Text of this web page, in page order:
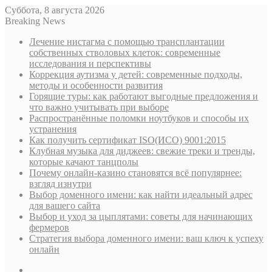
Суббота, 8 августа 2026
Breaking News
Лечение нистагма с помощью трансплантации
собственных стволовых клеток: современные
исследования и перспективы
Коррекция аутизма у детей: современные подходы,
методы и особенности развития
Горящие туры: как работают выгодные предложения и
что важно учитывать при выборе
Распространённые поломки ноутбуков и способы их
устранения
Как получить сертификат ISO(ИСО) 9001:2015
Клубная музыка для диджеев: свежие треки и тренды,
которые качают танцполы
Почему онлайн-казино становятся всё популярнее:
взгляд изнутри
Выбор доменного имени: как найти идеальный адрес
для вашего сайта
Выбор и уход за цыплятами: советы для начинающих
фермеров
Стратегия выбора доменного имени: ваш ключ к успеху
онлайн